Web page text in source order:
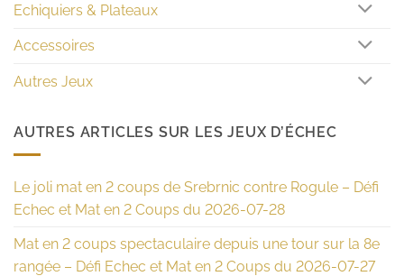
Echiquiers & Plateaux
Accessoires
Autres Jeux
AUTRES ARTICLES SUR LES JEUX D’ÉCHEC
Le joli mat en 2 coups de Srebrnic contre Rogule – Défi
Echec et Mat en 2 Coups du 2026-07-28
Mat en 2 coups spectaculaire depuis une tour sur la 8e
rangée – Défi Echec et Mat en 2 Coups du 2026-07-27